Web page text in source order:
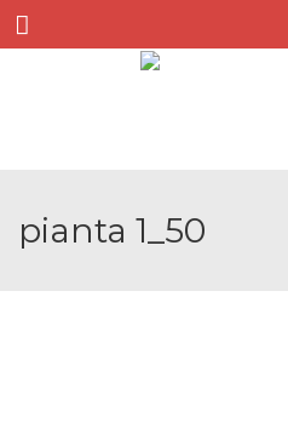
Menu
pianta 1_50